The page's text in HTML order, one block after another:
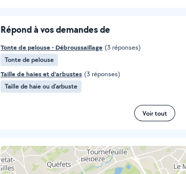
Répond à vos demandes de
Tonte de pelouse - Débroussaillage (3 réponses)
Tonte de pelouse
Taille de haies et d'arbustes (3 réponses)
Taille de haie ou d'arbuste
Voir tout